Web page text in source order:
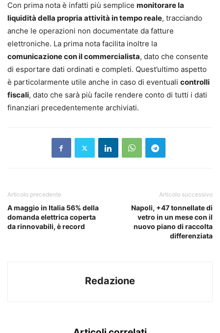
Con prima nota è infatti più semplice monitorare la
liquidità della propria attività in tempo reale, tracciando
anche le operazioni non documentate da fatture
elettroniche. La prima nota facilita inoltre la
comunicazione con il commercialista, dato che consente
di esportare dati ordinati e completi. Quest’ultimo aspetto
è particolarmente utile anche in caso di eventuali controlli
fiscali, dato che sarà più facile rendere conto di tutti i dati
finanziari precedentemente archiviati.
Articolo precedente
A maggio in Italia 56% della
domanda elettrica coperta
da rinnovabili, è record
Articolo successivo
Napoli, +47 tonnellate di
vetro in un mese con il
nuovo piano di raccolta
differenziata
Redazione